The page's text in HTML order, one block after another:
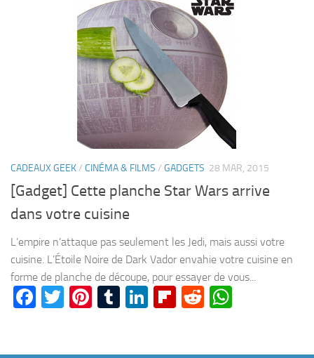
CADEAUX GEEK/ CINÉMA & FILMS / GADGETS 28 MAR, 2015
[Gadget] Cette planche Star Wars arrive
dans votre cuisine
L’empire n’attaque pas seulement les Jedi, mais aussi votre
cuisine. L’Étoile Noire de Dark Vador envahie votre cuisine en
forme de planche de découpe, pour essayer de vous...
Facebook
Twitter
Pinterest
Tumblr
LinkedIn
Flipboard
Reddit